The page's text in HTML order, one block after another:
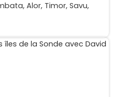
Alor, Timor, Savu,